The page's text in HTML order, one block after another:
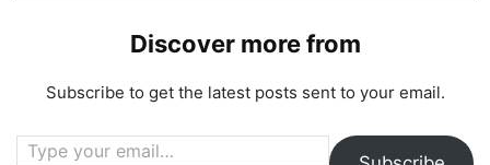
Discover more from
Subscribe to get the latest posts sent to your email.
Type your email…